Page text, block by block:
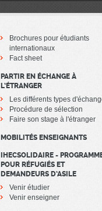
Brochures pour étudiants
internationaux
Fact sheet
PARTIR EN ÉCHANGE À
L’ÉTRANGER
Les différents types
Procédure de sélection
Faire son stage à l'étranger
MOBILITÉS ENSEIGNANTS
IHECSOLIDAIRE -
POUR RÉFUGIÉS ET
DEMANDEURS D’ASILE
Venir étudier
Venir enseigner